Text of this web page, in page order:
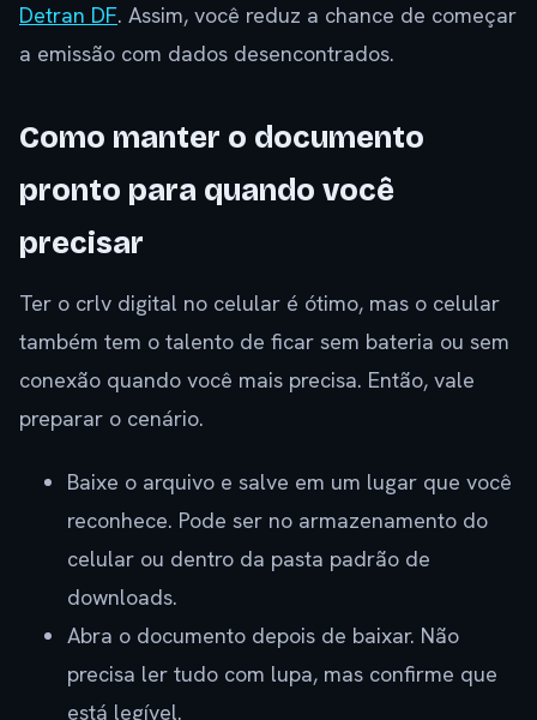
Detran DF. Assim, você reduz a chance de começar
a emissão com dados desencontrados.
Como manter o documento
pronto para quando você
precisar
Ter o crlv digital no celular é ótimo, mas o celular
também tem o talento de ficar sem bateria ou sem
conexão quando você mais precisa. Então, vale
preparar o cenário.
Baixe o arquivo e salve em um lugar que você
reconhece. Pode ser no armazenamento do
celular ou dentro da pasta padrão de
downloads.
Abra o documento depois de baixar. Não
precisa ler tudo com lupa, mas confirme que
está legível.